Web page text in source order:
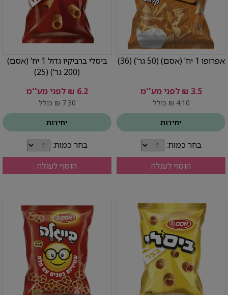
אפרופו 1 יח' (אסם) (50 גר') (36)
3.5 ₪ לפני מע''מ
4.10 ₪ כולל
יחידות
בחר כמות:
הוסף לעגלה
ביסלי ברביקיו גדול 1 יח' (אסם)
(200 גר') (25)
6.2 ₪ לפני מע''מ
7.30 ₪ כולל
יחידות
בחר כמות:
הוסף לעגלה